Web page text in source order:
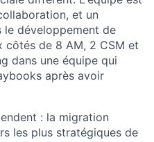
et un
le développement de
côtés de 8 AM, 2 CSM et
dans une équipe qui
après avoir
: la migration
les plus stratégiques de